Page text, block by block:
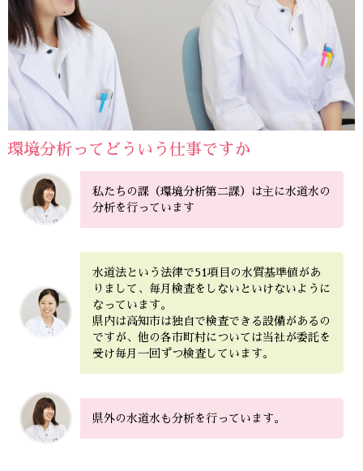
環境分析ってどういう仕事ですか
私たちの課（環境分析第二課）は主に水道水の
分析を行っています
水道法という法律で51項目の水質基準値があ
りまして、毎月検査をしないといけないように
なっています。
県内は高知市は独自で検査できる設備があるの
ですが、他の各市町村については当社が委託を
受け毎月一回ずつ検査しています。
県外の水道水も分析を行っています。